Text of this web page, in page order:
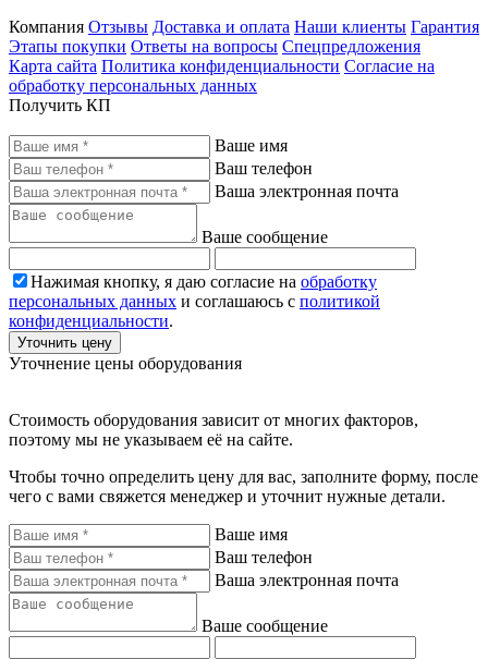
Компания Отзывы Доставка и оплата Наши клиенты Гарантия
Этапы покупки Ответы на вопросы Спецпредложения
Карта сайта Политика конфиденциальности Согласие на
обработку персональных данных
Получить КП
Ваше имя
Ваш телефон
Ваша электронная почта
Ваше сообщение
Нажимая кнопку, я даю согласие на обработку
персональных данных и соглашаюсь с политикой
конфиденциальности.
Уточнить цену
Уточнение цены оборудования
Стоимость оборудования зависит от многих факторов,
поэтому мы не указываем её на сайте.
Чтобы точно определить цену для вас, заполните форму, после
чего с вами свяжется менеджер и уточнит нужные детали.
Ваше имя
Ваш телефон
Ваша электронная почта
Ваше сообщение